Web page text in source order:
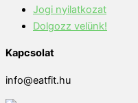
Jogi nyilatkozat
Dolgozz velünk!
Kapcsolat
info@eatfit.hu